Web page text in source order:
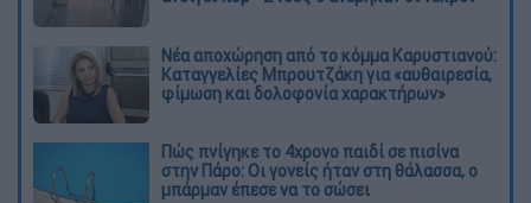
Νέα αποχώρηση από το κόμμα Καρυστιανού:
Καταγγελίες Μπρουτζάκη για «αυθαιρεσία,
φίμωση και δολοφονία χαρακτήρων»
Πώς πνίγηκε το 4χρονο παιδί σε πισίνα
στην Πάρο: Οι γονείς ήταν στη θάλασσα, ο
μπάρμαν έπεσε να το σώσει